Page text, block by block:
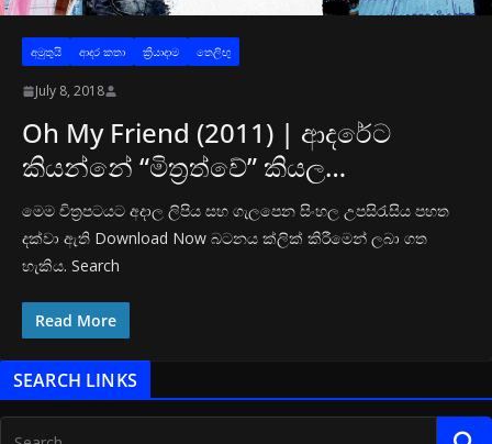
අමුතුයි ආද‍ර කතා ක්‍රියාදාම තෙලිඟු
July 8, 2018
Oh My Friend (2011) | ආදරේට
කියන්නේ “මිත්‍රත්වේ” කියල…
මෙම චිත්‍රපටයට අදාල ලිපිය සහ ගැලපෙන සිංහල උපසිරැසිය පහත
දක්වා ඇති Download Now බටනය ක්ලික් කිරීමෙන් ලබා ගත
හැකිය. Search
Read More
SEARCH LINKS